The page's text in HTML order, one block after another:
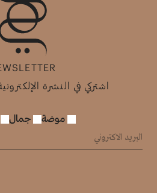
اشتركي في النشرة
موضة جمال